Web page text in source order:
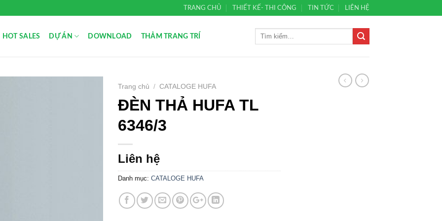
TRANG CHỦ THIẾT KẾ- THI CÔNG TIN TỨC LIÊN HỆ
HOT SALES DỰ ÁN DOWNLOAD THẢM TRANG TRÍ
Trang chủ / CATALOGE HUFA
ĐÈN THẢ HUFA TL
6346/3
Liên hệ
Danh mục: CATALOGE HUFA